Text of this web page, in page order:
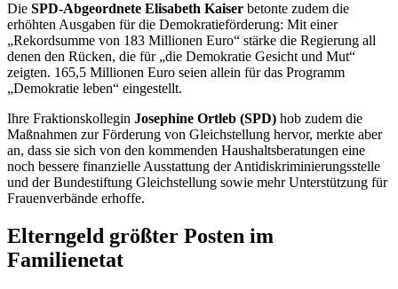
Die SPD-Abgeordnete Elisabeth Kaiser betonte zudem die
erhöhten Ausgaben für die Demokratieförderung: Mit einer
„Rekordsumme von 183 Millionen Euro“ stärke die Regierung all
denen den Rücken, die für „die Demokratie Gesicht und Mut“
zeigten. 165,5 Millionen Euro seien allein für das Programm
„Demokratie leben“ eingestellt.
Ihre Fraktionskollegin Josephine Ortleb (SPD) hob zudem die
Maßnahmen zur Förderung von Gleichstellung hervor, merkte aber
an, dass sie sich von den kommenden Haushaltsberatungen eine
noch bessere finanzielle Ausstattung der Antidiskriminierungsstelle
und der Bundestiftung Gleichstellung sowie mehr Unterstützung für
Frauenverbände erhoffe.
Elterngeld größter Posten im
Familienetat